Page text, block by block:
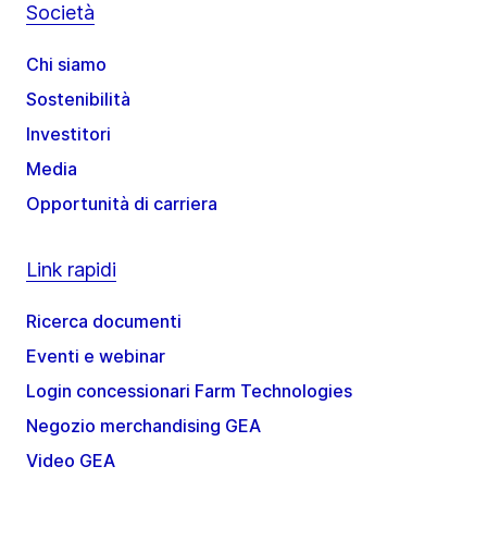
Società
Chi siamo
Sostenibilità
Investitori
Media
Opportunità di carriera
Link rapidi
Ricerca documenti
Eventi e webinar
Login concessionari Farm Technologies
Negozio merchandising GEA
Video GEA